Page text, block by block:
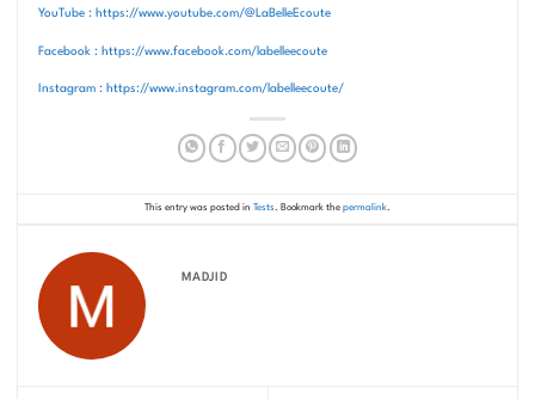
YouTube : https://www.youtube.com/@LaBelleEcoute
Facebook : https://www.facebook.com/labelleecoute
Instagram : https://www.instagram.com/labelleecoute/
This entry was posted in Tests. Bookmark the permalink.
MADJID